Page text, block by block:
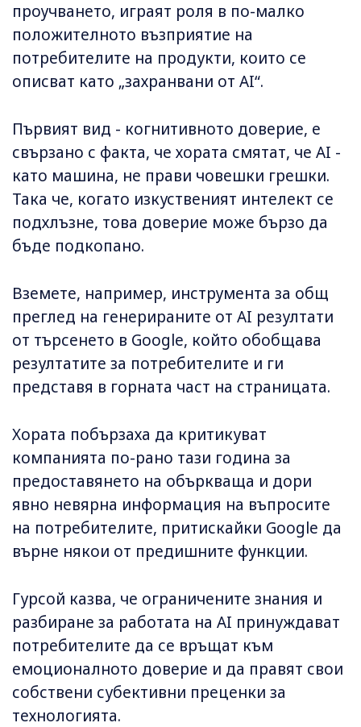
проучването, играят роля в по-малко
положителното възприятие на
потребителите на продукти, които се
описват като „захранвани от AI“.
Първият вид - когнитивното доверие, е
свързано с факта, че хората смятат, че AI -
като машина, не прави човешки грешки.
Така че, когато изкуственият интелект се
подхлъзне, това доверие може бързо да
бъде подкопано.
Вземете, например, инструмента за общ
преглед на генерираните от AI резултати
от търсенето в Google, който обобщава
резултатите за потребителите и ги
представя в горната част на страницата.
Хората побързаха да критикуват
компанията по-рано тази година за
предоставянето на объркваща и дори
явно невярна информация на въпросите
на потребителите, притискайки Google да
върне някои от предишните функции.
Гурсой казва, че ограничените знания и
разбиране за работата на AI принуждават
потребителите да се връщат към
емоционалното доверие и да правят свои
собствени субективни преценки за
технологията.